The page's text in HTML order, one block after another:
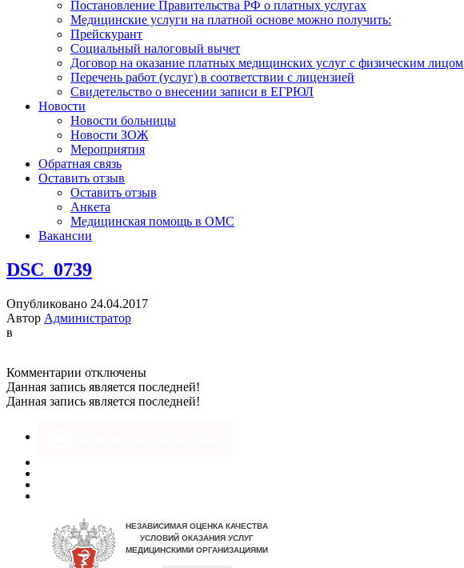
Постановление Правительства РФ о платных услугах
Медицинские услуги на платной основе можно получить:
Прейскурант
Социальный налоговый вычет
Договор на оказание платных медицинских услуг с физическим лицом
Перечень работ (услуг) в соответствии с лицензией
Свидетельство о внесении записи в ЕГРЮЛ
Новости
Новости больницы
Новости ЗОЖ
Мероприятия
Обратная связь
Оставить отзыв
Оставить отзыв
Анкета
Медицинская помощь в ОМС
Вакансии
DSC_0739
Опубликовано 24.04.2017
Автор Администратор
в
Комментарии к
записи
DSC_0739
отключены
Данная запись является последней!
Данная запись является последней!